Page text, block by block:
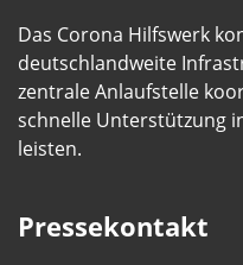
Das Corona Hilfswerk
deutschlandweite
zentrale Anlaufstelle
schnelle Unterstützung
leisten.
Pressekontakt